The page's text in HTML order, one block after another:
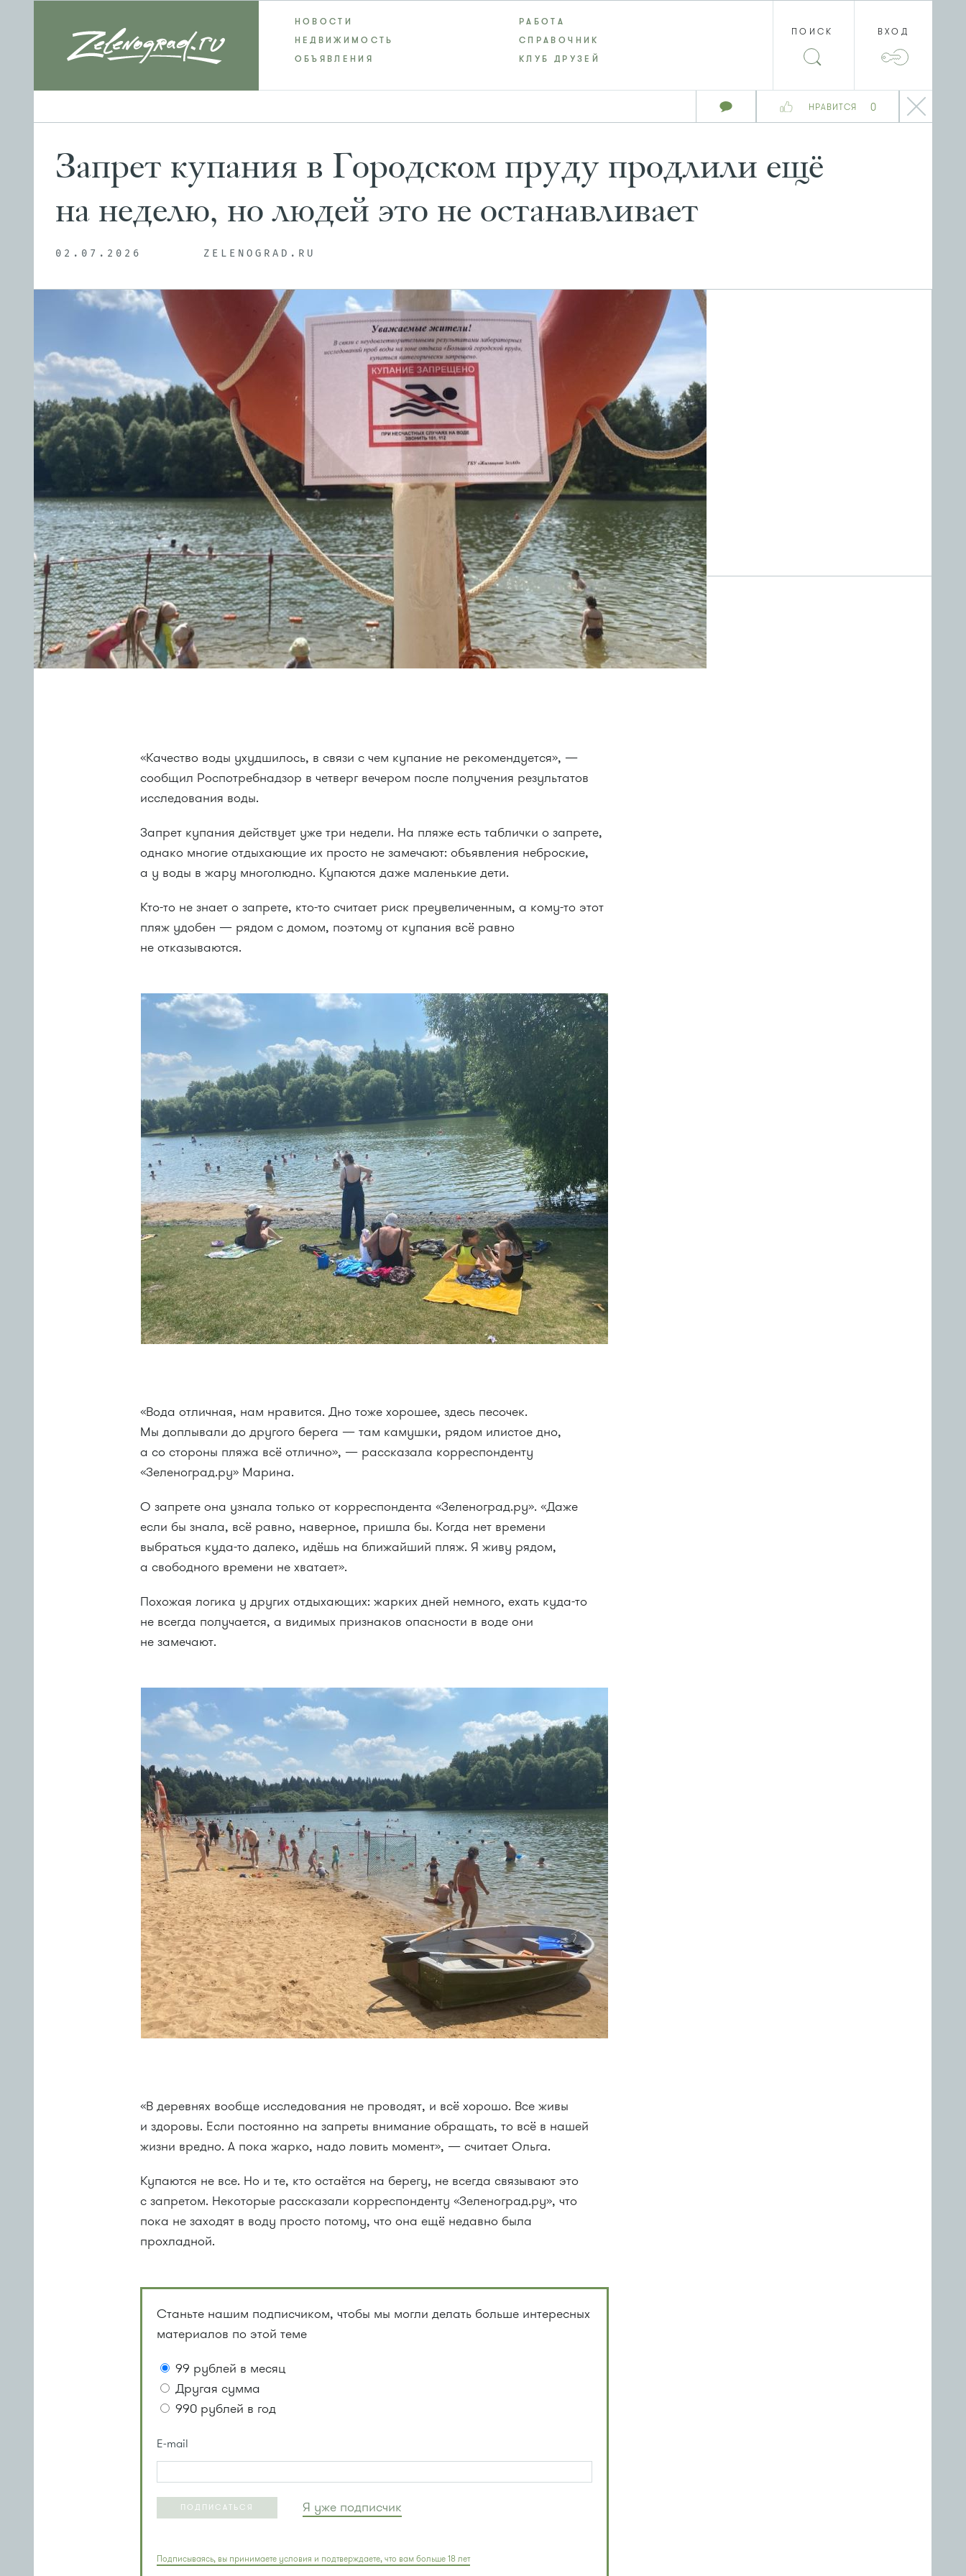
НРАВИТСЯ 0
НОВОСТИ
РАБОТА
НЕДВИЖИМОСТЬ
СПРАВОЧНИК
ОБЪЯВЛЕНИЯ
КЛУБ ДРУЗЕЙ
ПОИСК ВХОД
Запрет купания в Городском пруду продлили ещё
на неделю, но людей это не останавливает
02.07.2026 ZELENOGRAD.RU
«Качество воды ухудшилось, в связи с чем купание не рекомендуется», —
сообщил Роспотребнадзор в четверг вечером после получения результатов
исследования воды.
Запрет купания действует уже три недели. На пляже есть таблички о запрете,
однако многие отдыхающие их просто не замечают: объявления неброские,
а у воды в жару многолюдно. Купаются даже маленькие дети.
Кто-то не знает о запрете, кто-то считает риск преувеличенным, а кому-то этот
пляж удобен — рядом с домом, поэтому от купания всё равно
не отказываются.
«Вода отличная, нам нравится. Дно тоже хорошее, здесь песочек.
Мы доплывали до другого берега — там камушки, рядом илистое дно,
а со стороны пляжа всё отлично», — рассказала корреспонденту
«Зеленоград.ру» Марина.
О запрете она узнала только от корреспондента «Зеленоград.ру». «Даже
если бы знала, всё равно, наверное, пришла бы. Когда нет времени
выбраться куда-то далеко, идёшь на ближайший пляж. Я живу рядом,
а свободного времени не хватает».
Похожая логика у других отдыхающих: жарких дней немного, ехать куда-то
не всегда получается, а видимых признаков опасности в воде они
не замечают.
«В деревнях вообще исследования не проводят, и всё хорошо. Все живы
и здоровы. Если постоянно на запреты внимание обращать, то всё в нашей
жизни вредно. А пока жарко, надо ловить момент», — считает Ольга.
Купаются не все. Но и те, кто остаётся на берегу, не всегда связывают это
с запретом. Некоторые рассказали корреспонденту «Зеленоград.ру», что
пока не заходят в воду просто потому, что она ещё недавно была
прохладной.
Станьте нашим подписчиком, чтобы мы могли делать больше интересных
материалов по этой теме
99 рублей в месяц
Другая сумма
990 рублей в год
E-mail
ПОДПИСАТЬСЯ Я уже подписчик
Подписываясь, вы принимаете условия и подтверждаете, что вам больше 18 лет